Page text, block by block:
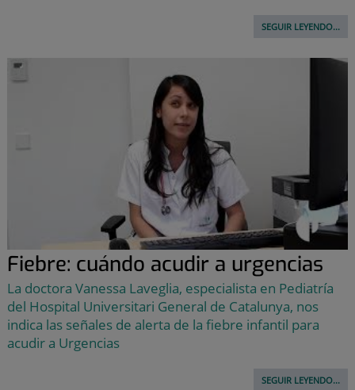
SEGUIR LEYENDO...
Fiebre: cuándo acudir a urgencias
La doctora Vanessa Laveglia, especialista en Pediatría
del Hospital Universitari General de Catalunya, nos
indica las señales de alerta de la fiebre infantil para
acudir a Urgencias
SEGUIR LEYENDO...